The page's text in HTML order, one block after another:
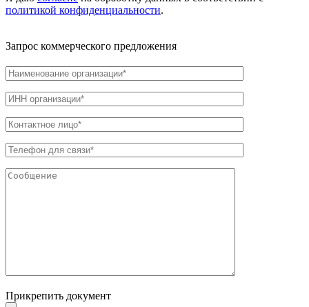
политикой конфиденциальности.
Запрос коммерческого предложения
Прикрепить документ